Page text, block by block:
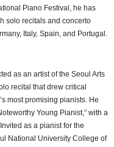
Piano Festival, he has
solo recitals and concerto
Italy, Spain, and Portugal.
as an artist of the Seoul Arts
recital that drew critical
most promising pianists. He
Young Pianist,” with a
as a pianist for the
National University College of